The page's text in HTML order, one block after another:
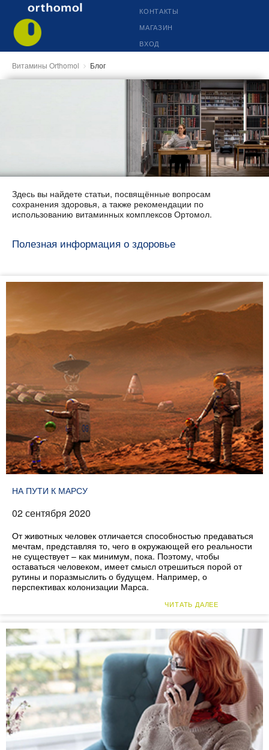
КОНТАКТЫ
МАГАЗИН
ВХОД
Витамины Orthomol Блог
Здесь вы найдете статьи, посвящённые вопросам
сохранения здоровья, а также рекомендации по
использованию витаминных комплексов Ортомол.
Полезная информация о здоровье
НА ПУТИ К МАРСУ
02 сентября 2020
От животных человек отличается способностью предаваться
мечтам, представляя то, чего в окружающей его реальности
не существует – как минимум, пока. Поэтому, чтобы
оставаться человеком, имеет смысл отрешиться порой от
рутины и поразмыслить о будущем. Например, о
перспективах колонизации Марса.
ЧИТАТЬ ДАЛЕЕ